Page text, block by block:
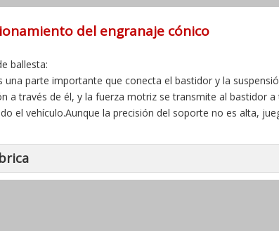
del engranaje cónico
ballesta:
una parte importante que conecta el bastidor y la
a través de él, y la fuerza motriz se transmite al bastidor
el vehículo.Aunque la precisión del soporte no es alta,